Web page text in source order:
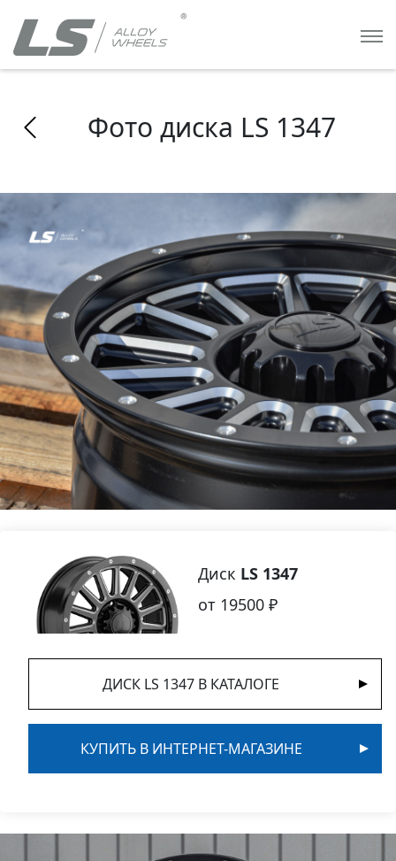
Фото диска LS 1347
Диск LS 1347
от 19500 ₽
ДИСК LS 1347 В КАТАЛОГЕ
КУПИТЬ В ИНТЕРНЕТ-МАГАЗИНЕ